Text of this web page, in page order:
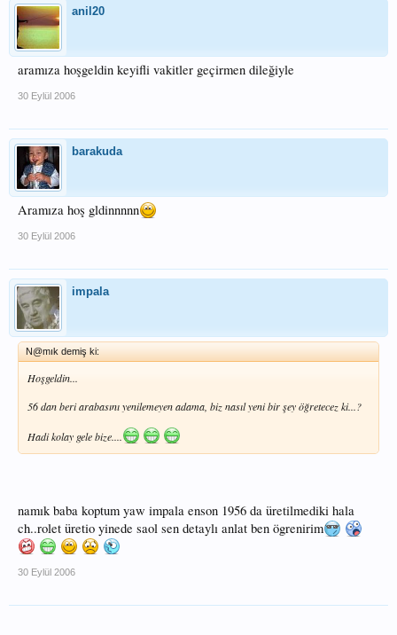
anil20
aramıza hoşgeldin keyifli vakitler geçirmen dileğiyle
30 Eylül 2006
barakuda
Aramıza hoş gldinnnnn
30 Eylül 2006
impala
N@mık demiş ki:
Hoşgeldin...
56 dan beri arabasını yenilemeyen adama, biz nasıl yeni bir şey öğretecez ki...?
Hadi kolay gele bize....
namık baba koptum yaw impala enson 1956 da üretilmediki hala
ch..rolet üretio yinede saol sen detaylı anlat ben ögrenirim
30 Eylül 2006